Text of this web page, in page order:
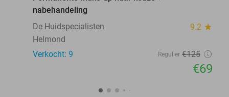
nabehandeling
De Huidspecialisten
9.2 star
Helmond
Verkocht: 9
Regulier €125
€69